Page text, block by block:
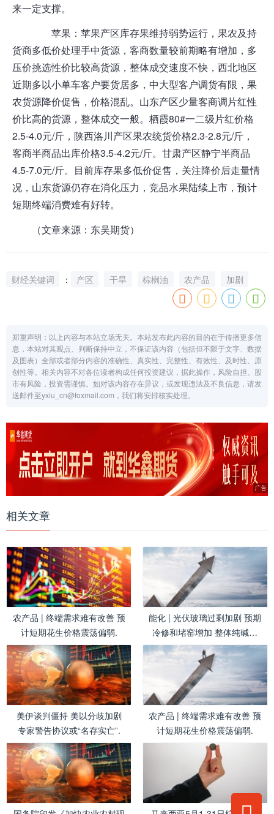
来一定支撑。
苹果 ： 苹果产区库存果维持弱势运行，果农及持
货商多低价处理手中货源，客商数量较前期略有增加，多
压价挑选性价比较高货源，整体成交速度不快，西北地区
近期多以小单车客户要货居多，中大型客户调货有限，果
农货源降价促售，价格混乱。山东产区少量客商调片红性
价比高的货源，整体成交一般。栖霞80#一二级片红价格
2.5-4.0元/斤，陕西洛川产区果农统货价格2.3-2.8元/斤，
客商半商品出库价格3.5-4.2元/斤。甘肃产区静宁半商品
4.5-7.0元/斤。目前库存果多低价促售，关注降价后走量情
况，山东货源仍存在消化压力，竞品水果陆续上市，预计
短期终端消费难有好转。
（文章来源：东吴期货）
财经关键词 ： 产区 干旱 棕榈油 农产品 加剧
郑重声明：以上内容与本站立场无关。本站发布此内容的目的在于传播更多信
息，本站对其观点、判断保持中立，不保证该内容（包括但不限于文字、数据
及图表）全部或者部分内容的准确性、真实性、完整性、有效性、及时性、原
创性等。相关内容不对各位读者构成任何投资建议，据此操作，风险自担。股
市有风险，投资需谨慎。如对该内容存在异议，或发现违法及不良信息，请发
送邮件至yxiu_cn@foxmail.com，我们将安排核实处理。
相关文章
农产品 | 终端需求难有改善 预
计短期花生价格震荡偏弱.
能化 | 光伏玻璃过剩加剧 预期
冷修和堵窑增加 整体纯碱需
求弹性有限
美伊谈判僵持 美以分歧加剧
专家警告协议或“名存实亡”.
农产品 | 终端需求难有改善 预
计短期花生价格震荡偏弱.